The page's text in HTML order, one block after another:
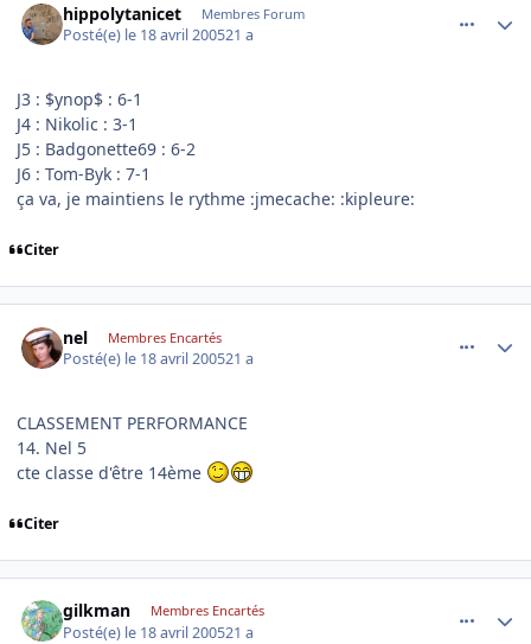
hippolytanicet Membres Forum
Posté(e) le 18 avril 200521 a
J3 : $ynop$ : 6-1
J4 : Nikolic : 3-1
J5 : Badgonette69 : 6-2
J6 : Tom-Byk : 7-1
ça va, je maintiens le rythme :jmecache: :kipleure:
Citer
nel Membres Encartés
Posté(e) le 18 avril 200521 a
CLASSEMENT PERFORMANCE
14. Nel 5
cte classe d'être 14ème
Citer
gilkman Membres Encartés
Posté(e) le 18 avril 200521 a